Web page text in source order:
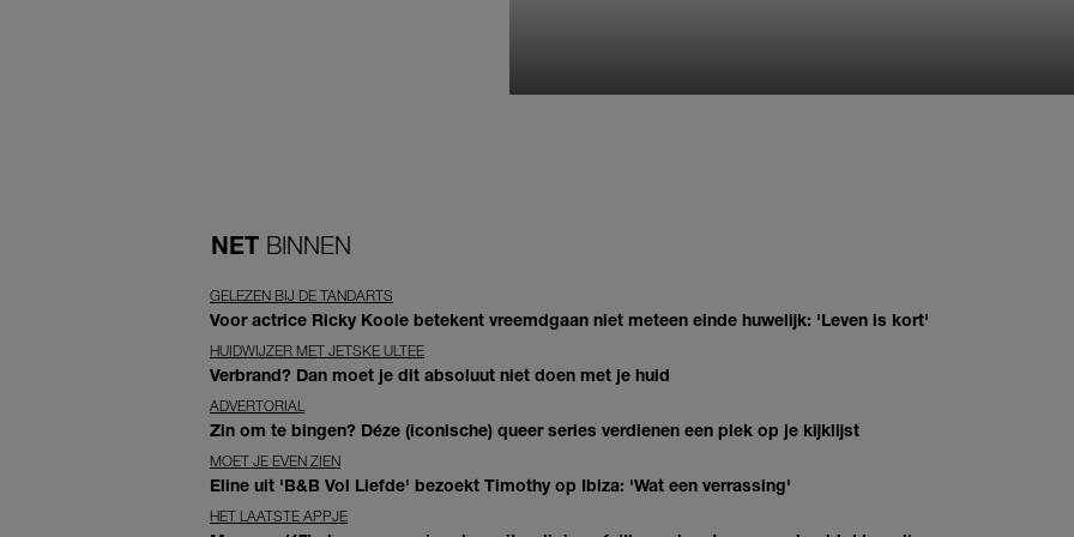
NET BINNEN
GELEZEN BIJ DE TANDARTS
Voor actrice Ricky Koole betekent vreemdgaan niet meteen einde huwelijk: 'Leven is kort'
HUIDWIJZER MET JETSKE ULTEE
Verbrand? Dan moet je dit absoluut niet doen met je huid
ADVERTORIAL
Zin om te bingen? Déze (iconische) queer series verdienen een plek op je kijklijst
MOET JE EVEN ZIEN
Eline uit 'B&B Vol Liefde' bezoekt Timothy op Ibiza: 'Wat een verrassing'
HET LAATSTE APPJE